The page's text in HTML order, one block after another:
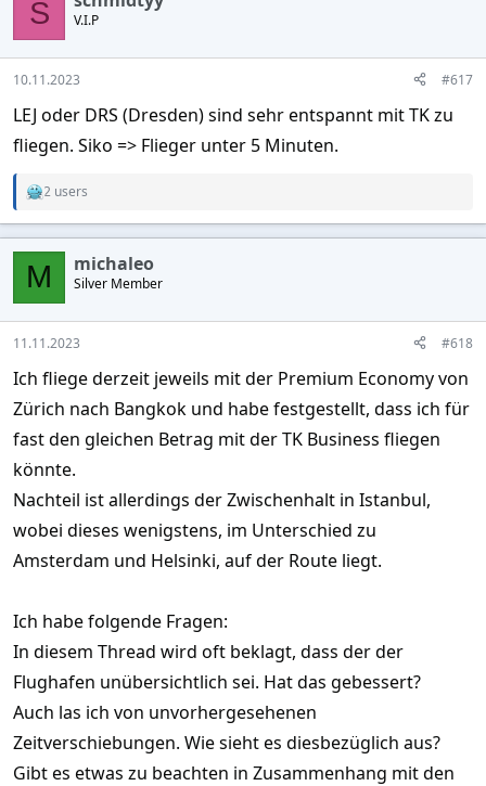
o
n
s
:
S V.I.P
10.11.2023 #617
LEJ oder DRS (Dresden) sind sehr entspannt mit TK zu
fliegen. Siko => Flieger unter 5 Minuten.
R
c
t
o
n
s
:
2 users
M michaleo
Silver Member
11.11.2023 #618
Ich fliege derzeit jeweils mit der Premium Economy von
Zürich nach Bangkok und habe festgestellt, dass ich für
fast den gleichen Betrag mit der TK Business fliegen
könnte.
Nachteil ist allerdings der Zwischenhalt in Istanbul,
wobei dieses wenigstens, im Unterschied zu
Amsterdam und Helsinki, auf der Route liegt.
Ich habe folgende Fragen:
In diesem Thread wird oft beklagt, dass der der
Flughafen unübersichtlich sei. Hat das gebessert?
Auch las ich von unvorhergesehenen
Zeitverschiebungen. Wie sieht es diesbezüglich aus?
Gibt es etwas zu beachten in Zusammenhang mit den